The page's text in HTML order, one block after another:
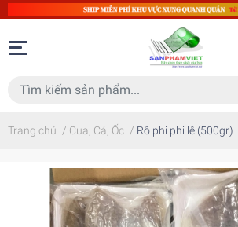
Trang chủ / Cua, Cá, Ốc / Rô phi phi lê (500gr)